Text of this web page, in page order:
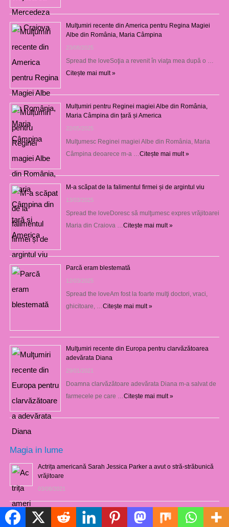
Mulţumiri recente din America pentru Regina Magiei
Albe din România, Maria Câmpina
23/08/2025
Spread the loveSoţia a revenit în viaţa mea după o …
Citește mai mult »
Mulțumiri pentru Reginei magiei Albe din România,
Maria Câmpina din țară și America
22/05/2025
Mulţumesc Reginei magiei Albe din România, Maria
Câmpina deoarece m-a …Citește mai mult »
M-a scăpat de la falimentul firmei și de argintul viu
13/03/2025
Spread the loveDoresc să mulţumesc expres vrăjitoarei
Maria din Craiova …Citește mai mult »
Parcă eram blestemată
12/03/2025
Spread the loveAm fost la foarte mulţi doctori, vraci,
ghicitoare, …Citește mai mult »
Mulţumiri recente din Europa pentru clarvăzătoarea
adevărata Diana
29/01/2021
Doamna clarvăzătoare adevărata Diana m-a salvat de
farmecele pe care …Citește mai mult »
Magia in lume
Actrița americană Sarah Jessica Parker a avut o stră-străbunică
vrăjitoare
03/08/2021
Marele şaman zulu Credo Mutwa dezvăluie despre originea
extraterestră a poporului săuPolitică de cookie-uri